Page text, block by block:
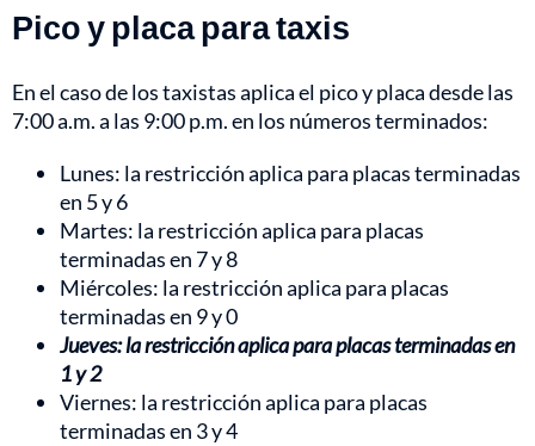
Pico y placa para taxis
En el caso de los taxistas aplica el pico y placa desde las
7:00 a.m. a las 9:00 p.m. en los números terminados:
Lunes: la restricción aplica para placas terminadas
en 5 y 6
Martes: la restricción aplica para placas
terminadas en 7 y 8
Miércoles: la restricción aplica para placas
terminadas en 9 y 0
Jueves: la restricción aplica para placas terminadas en
1 y 2
Viernes: la restricción aplica para placas
terminadas en 3 y 4